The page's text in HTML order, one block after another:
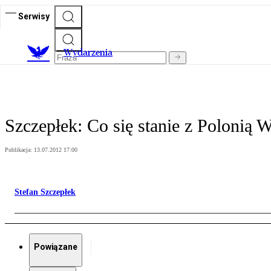
Serwisy
Wydarzenia
Szczepłek: Co się stanie z Polonią
Publikacja: 13.07.2012 17:00
Stefan Szczepłek
Powiązane